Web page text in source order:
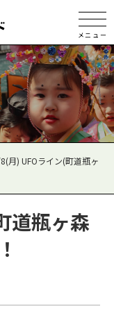
メニュー
月) UFOライン(町道瓶ヶ
道瓶ヶ森